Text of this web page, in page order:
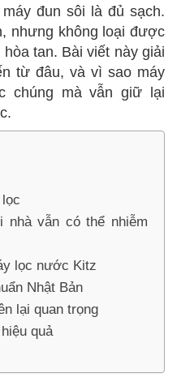
đun sôi là đủ sạch.
nhưng không loại được
tan. Bài viết này giải
từ đâu, và vì sao máy
chúng mà vẫn giữ lại
vẫn có thể nhiễm
lọc nước Kitz
Nhật Bản
lại quan trọng
quả